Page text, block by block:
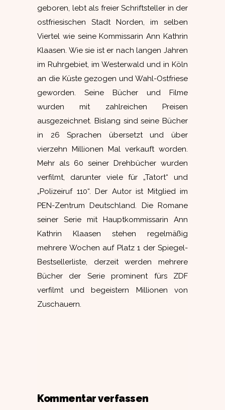
geboren, lebt als freier Schriftsteller in der
ostfriesischen Stadt Norden, im selben
Viertel wie seine Kommissarin Ann Kathrin
Klaasen. Wie sie ist er nach langen Jahren
im Ruhrgebiet, im Westerwald und in Köln
an die Küste gezogen und Wahl-Ostfriese
geworden. Seine Bücher und Filme
wurden mit zahlreichen Preisen
ausgezeichnet. Bislang sind seine Bücher
in 26 Sprachen übersetzt und über
vierzehn Millionen Mal verkauft worden.
Mehr als 60 seiner Drehbücher wurden
verfilmt, darunter viele für „Tatort“ und
„Polizeiruf 110“. Der Autor ist Mitglied im
PEN-Zentrum Deutschland. Die Romane
seiner Serie mit Hauptkommissarin Ann
Kathrin Klaasen stehen regelmäßig
mehrere Wochen auf Platz 1 der Spiegel-
Bestsellerliste, derzeit werden mehrere
Bücher der Serie prominent fürs ZDF
verfilmt und begeistern Millionen von
Zuschauern.
Kommentar verfassen